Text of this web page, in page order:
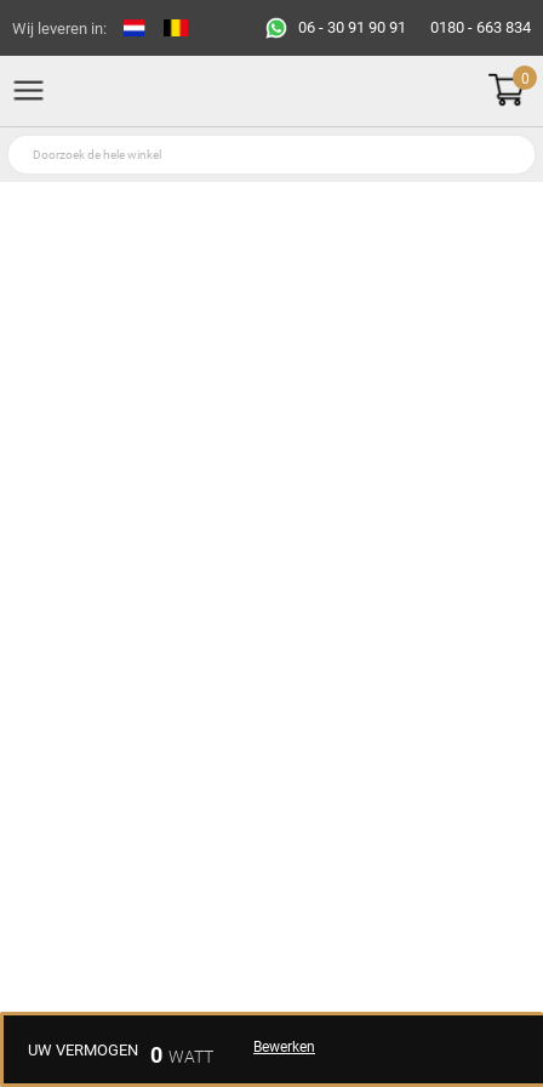
Wij leveren in: 06 - 30 91 90 91 0180 - 663 834
0
UW VERMOGEN 0 Bewerken